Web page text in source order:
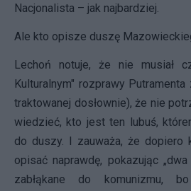
Nacjonalista – jak najbardziej.
Ale kto opisze duszę
Lechoń notuje, że nie musiał
Kulturalnym" rozprawy
traktowanej dosłownie), że nie
wiedzieć, kto jest ten lubuś,
do duszy. I zauważa, że dopiero
opisać naprawdę, pokazując
zabłąkane do